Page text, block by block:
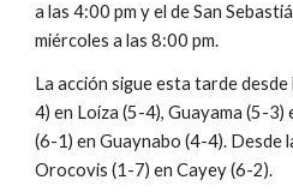
a las 4:00 pm y el de San
miércoles a las 8:00 pm.
La acción sigue esta tarde
4) en Loíza (5-4), Guayama (5-
(6-1) en Guaynabo (4-4). Desde
Orocovis (1-7) en Cayey (6-2).